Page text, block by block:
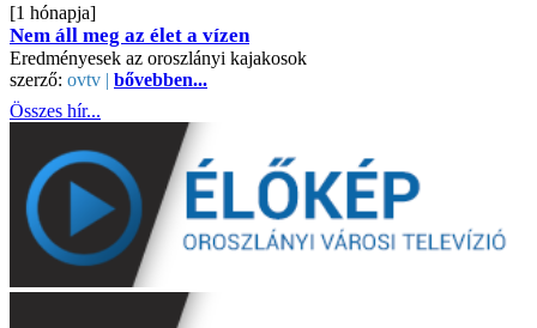
[1 hónapja]
Nem áll meg az élet a vízen
Eredményesek az oroszlányi kajakosok
szerző: ovtv | bővebben...
Összes hír...